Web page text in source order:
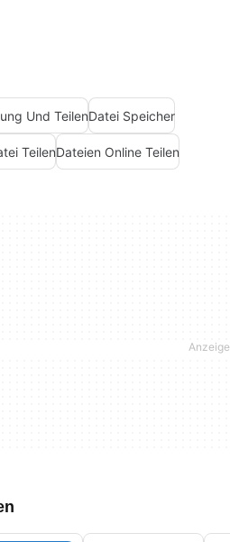
Und TeilenDatei Speicher
TeilenDateien Online Teilen